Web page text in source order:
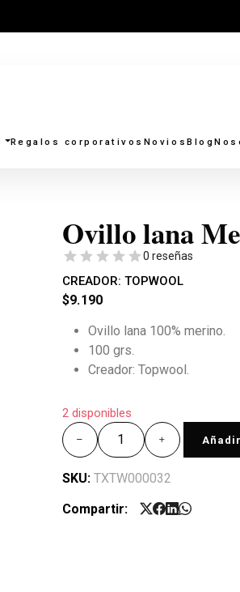
Regalos corporativos NoviosBlog
Ovillo lana
0 reseñas
CREADOR: TOPWOOL
$9.190
Ovillo lana 100% merino.
100 grs.
Creador: Topwool.
2 disponibles
SKU: TXTW000032
Compartir: